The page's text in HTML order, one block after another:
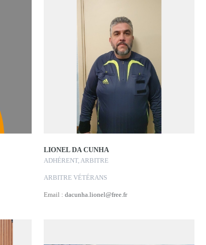
LIONEL DA CUNHA
ADHÉRENT, ARBITRE
ARBITRE VÉTÉRANS
Email : dacunha.lionel@free.fr